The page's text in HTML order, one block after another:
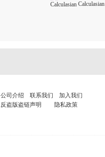
Calculasian
公司介绍 联系我们
加入我们
反盗版盗链声明
隐私政策